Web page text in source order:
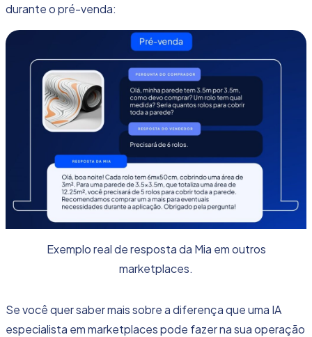
durante o pré-venda:
Exemplo real de resposta da Mia em outros
marketplaces.
Se você quer saber mais sobre a diferença que uma IA
especialista em marketplaces pode fazer na sua operação